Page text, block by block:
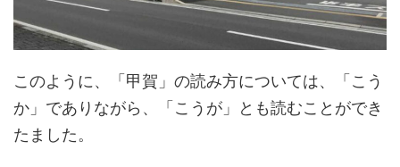
このように、「甲賀」の読み方については、「こう
か」でありながら、「こうが」とも読むことができ
たました。